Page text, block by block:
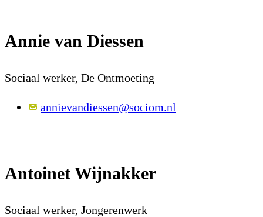
Annie van Diessen
Sociaal werker, De Ontmoeting
annievandiessen@sociom.nl
Antoinet Wijnakker
Sociaal werker, Jongerenwerk